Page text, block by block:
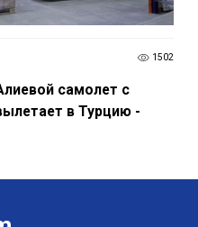
1502
самолет с
в Турцию -